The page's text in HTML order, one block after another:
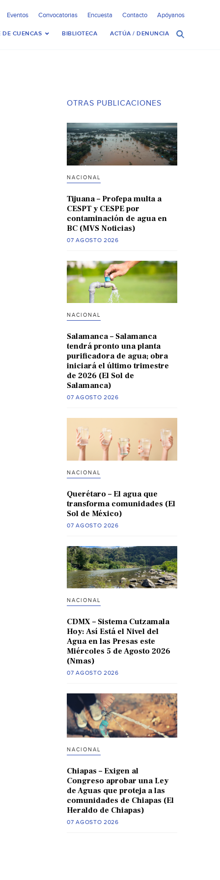
Eventos Convocatorias Encuesta Contacto Apóyanos
DE CUENCAS BIBLIOTECA ACTÚA / DENUNCIA
OTRAS PUBLICACIONES
NACIONAL
Tijuana – Profepa multa a
CESPT y CESPE por
contaminación de agua en
BC (MVS Noticias)
07 AGOSTO 2026
NACIONAL
Salamanca – Salamanca
tendrá pronto una planta
purificadora de agua; obra
iniciará el último trimestre
de 2026 (El Sol de
Salamanca)
07 AGOSTO 2026
NACIONAL
Querétaro – El agua que
transforma comunidades (El
Sol de México)
07 AGOSTO 2026
NACIONAL
CDMX – Sistema Cutzamala
Hoy: Así Está el Nivel del
Agua en las Presas este
Miércoles 5 de Agosto 2026
(Nmas)
07 AGOSTO 2026
NACIONAL
Chiapas – Exigen al
Congreso aprobar una Ley
de Aguas que proteja a las
comunidades de Chiapas (El
Heraldo de Chiapas)
07 AGOSTO 2026